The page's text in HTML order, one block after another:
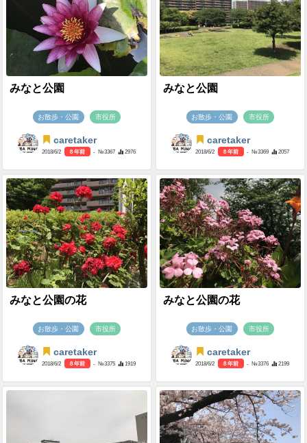
みなと公園
お散歩・公園 市役所
caretaker
2018/6/2 8 年前 - №3367 2976
みなと公園
お散歩・公園 市役所
caretaker
2018/6/2 8 年前 - №3369 2057
みなと公園の花
お散歩・公園 市役所
caretaker
2018/6/2 8 年前 - №3375 1919
みなと公園の花
お散歩・公園 市役所
caretaker
2018/6/2 8 年前 - №3376 2199